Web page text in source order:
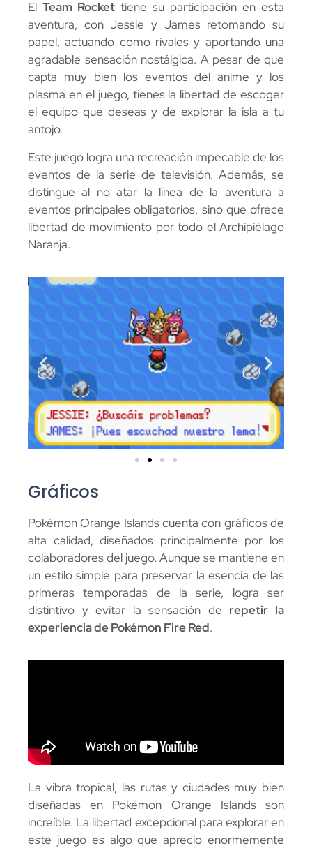
El Team Rocket tiene su participación en esta
aventura, con Jessie y James retomando su
papel, actuando como rivales y aportando una
agradable sensación nostálgica. A pesar de que
capta muy bien los eventos del anime y los
plasma en el juego, tienes la libertad de escoger
el equipo que deseas y de explorar la isla a tu
antojo.
Este juego logra una recreación impecable de los
eventos de la serie de televisión. Además, se
distingue al no atar la línea de la aventura a
eventos principales obligatorios, sino que ofrece
libertad de movimiento por todo el Archipiélago
Naranja.
Gráficos
Pokémon Orange Islands cuenta con gráficos de
alta calidad, diseñados principalmente por los
colaboradores del juego. Aunque se mantiene en
un estilo simple para preservar la esencia de las
primeras temporadas de la serie, logra ser
distintivo y evitar la sensación de repetir la
experiencia de Pokémon Fire Red.
La vibra tropical, las rutas y ciudades muy bien
diseñadas en Pokémon Orange Islands son
increíble. La libertad excepcional para explorar en
este juego es algo que aprecio enormemente